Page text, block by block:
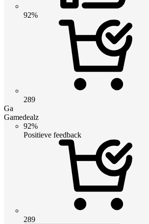
92%
289
Ga
Gamedealz
92%
Positieve feedback
289